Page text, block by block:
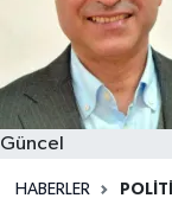
Güncel
HABERLER